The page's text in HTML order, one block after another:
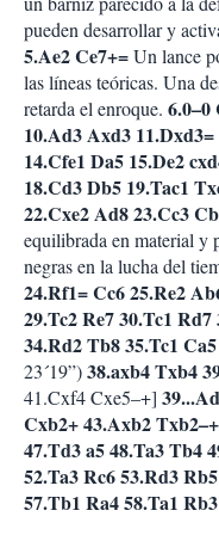
pueden desarrollar y
5.Ae2 Ce7+=Un lance
las líneas teóricas. Una
retarda el enroque. 6.0–0
10.Ad3 Axd3
14.Cfe1 Da5 15.De2
18.Cd3 Db5 19.Tac1
22.Cxe2 Ad8 23.Cc3
equilibrada en material y
negras en la lucha del
24.Rf1= Cc6 25.Re2
29.Tc2 Re7 30.Tc1 Rd7
34.Rd2 Tb8 35.Tc1
23´19”)38.axb4 Txb4
41.Cxf4 Cxe5–+]
Cxb2+ 43.Axb2
47.Td3 a5 48.Ta3 Tb4
52.Ta3 Rc6 53.Rd3
57.Tb1 Ra4 58.Ta1